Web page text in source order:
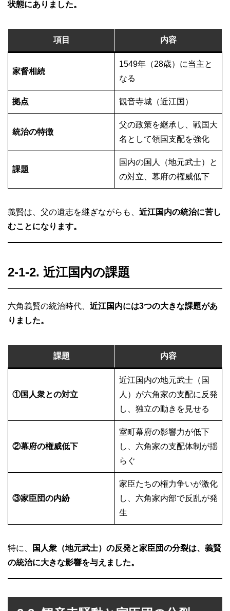
状態にありました。
項目 内容
家督相続
1549年（28歳）に当主と
なる
拠点 観音寺城（近江国）
統治の特徴
父の政策を継承し、戦国大
名として領国支配を強化
課題
国内の国人（地元武士）と
の対立、幕府の権威低下
義賢は、父の遺志を継ぎながらも、 近江国内の統治に苦し
むことになります。
2-1-2. 近江国内の課題
六角義賢の統治時代、 近江国内には3つの大きな課題があ
りました。
課題 内容
①国人衆との対立
近江国内の地元武士（国
人）が六角家の支配に反発
し、独立の動きを見せる
②幕府の権威低下
室町幕府の影響力が低下
し、六角家の支配体制が揺
らぐ
③家臣団の内紛
家臣たちの権力争いが激化
し、六角家内部で反乱が発
生
特に、
国人衆（地元武士）の反発と家臣団の分裂は、義賢
の統治に大きな影響を与えました。